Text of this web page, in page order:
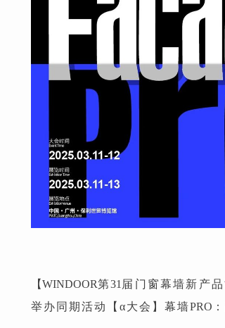
【WINDOOR第31 届门窗幕墙新产
举办同期活动【α大会】幕墙PRO